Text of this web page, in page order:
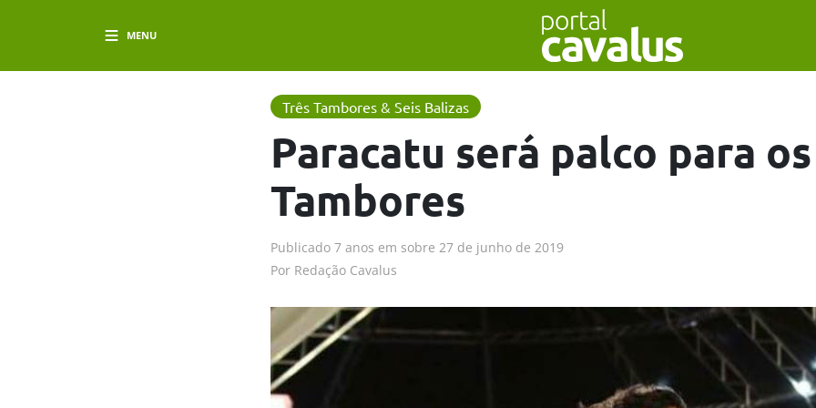
MENU
Três Tambores & Seis Balizas
Paracatu será palco para
Tambores
Publicado 7 anos em sobre 27 de junho de 2019
Por Redação Cavalus